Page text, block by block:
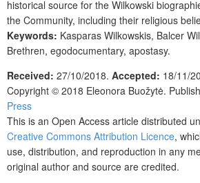
historical source for the Wilkowski
the Community, including their religious
Keywords: Kasparas Wilkowskis, Balcer
Brethren, egodocumentary, apostasy.
Received: 27/10/2018. Accepted: 18/11/
Copyright © 2018 Eleonora Buožytė.
Press
This is an Open Access article distributed
Creative Commons Attribution Licence,
use, distribution, and reproduction in any
original author and source are credited.